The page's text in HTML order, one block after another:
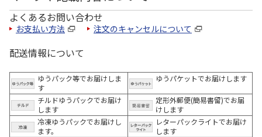
よくあるお問い合わせ
お支払い方法 注文のキャンセルについて
配送情報について
ゆうパック等でお届けしま
す
ゆうパケットでお届けします
チルドゆうパックでお届け
します
定形外郵便(簡易書留)でお届
けします
冷凍ゆうパックでお届けし
ます。
レターパックライトでお届け
します